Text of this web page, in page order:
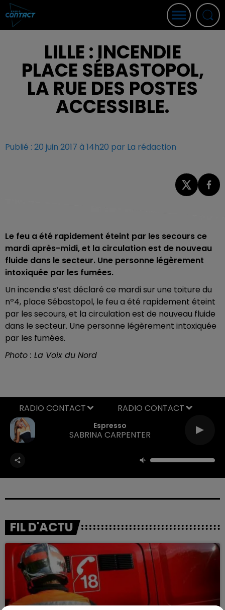
LILLE : INCENDIE
PLACE SÉBASTOPOL,
LA RUE DES POSTES
ACCESSIBLE.
Publié : 20 juin 2017 à 14h20 par La rédaction
Le feu a été rapidement éteint par les secours ce
mardi après-midi, et la circulation est de nouveau
fluide dans le secteur. Une personne légèrement
intoxiquée par les fumées.
Un incendie s’est déclaré ce mardi sur une toiture du
nº4, place Sébastopol, le feu a été rapidement éteint
par les secours, et la circulation est de nouveau fluide
dans le secteur. Une personne légèrement intoxiquée
par les fumées.
Photo : La Voix du Nord
Espresso
SABRINA CARPENTER
RADIO CONTACT
FIL D'ACTU